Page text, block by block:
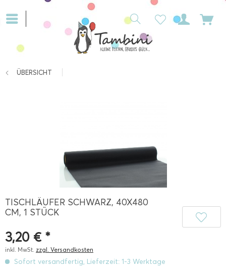
ÜBERSICHT
TISCHLÄUFER SCHWARZ, 40X480
CM, 1 STÜCK
3,20 € *
inkl. MwSt. zzgl. Versandkosten
Sofort versandfertig, Lieferzeit: 1-3 Werktage